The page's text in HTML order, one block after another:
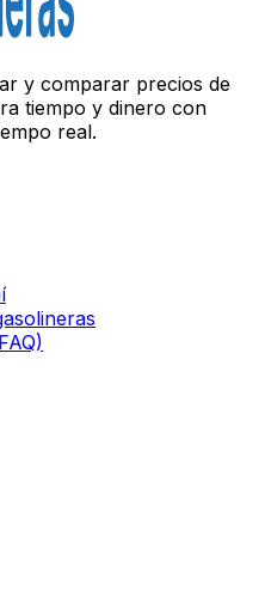
y comparar precios de
tiempo y dinero con
real.